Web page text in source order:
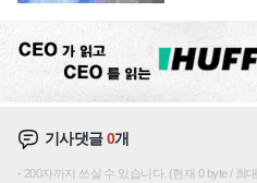
기사댓글0개
200자까지 쓰실 수 있습니다. (현재 0 byte / 최